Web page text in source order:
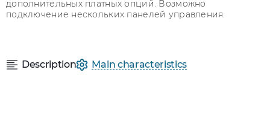
дополнительных платных опций. Возможно
подключение нескольких панелей управления.
Description Main characteristics